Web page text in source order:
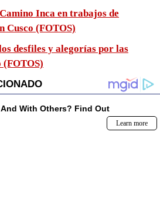
Inca en trabajos de
Cusco (FOTOS)
desfiles y alegorías por las
(FOTOS)